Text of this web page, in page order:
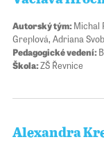
Autorský tým:Michal
Greplová, Adriana
Pedagogické vedení:
Škola:ZŠ Řevnice
Alexandra